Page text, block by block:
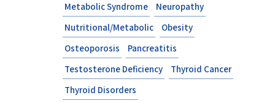
Metabolic Syndrome
Neuropathy
Nutritional/Metabolic
Obesity
Osteoporosis
Pancreatitis
Testosterone Deficiency
Thyroid Cancer
Thyroid Disorders